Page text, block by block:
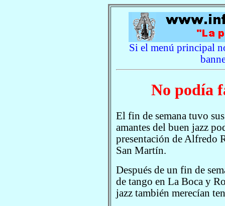
Si el menú principal
No podía
El fin de semana tuvo
amantes del buen jazz
presentación de Alfredo
San Martín.
Después de un fin de
de tango en La Boca y
jazz también merecían